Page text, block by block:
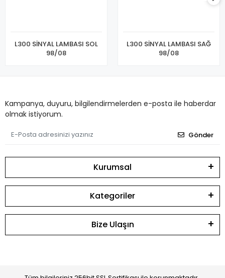
L300 SİNYAL LAMBASI SOL
98/08
L300 SİNYAL LAMBASI SAĞ
98/08
Kampanya, duyuru, bilgilendirmelerden e-posta ile haberdar
olmak istiyorum.
Gönder
Kurumsal
Kategoriler
Bize Ulaşın